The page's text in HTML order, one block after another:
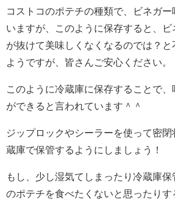
コストコのポテチの種類で、ビネガ
いますが、このように保存すると、
が抜けて美味しくなくなるのでは？
ようですが、皆さんご安心ください。
このように冷蔵庫に保存することで、
ができると言われています＾＾
ジップロックやシーラーを使って密
蔵庫で保管するようにしましょう！
もし、少し湿気てしまったり冷蔵庫
のポテチを食べたくないと思ったりす